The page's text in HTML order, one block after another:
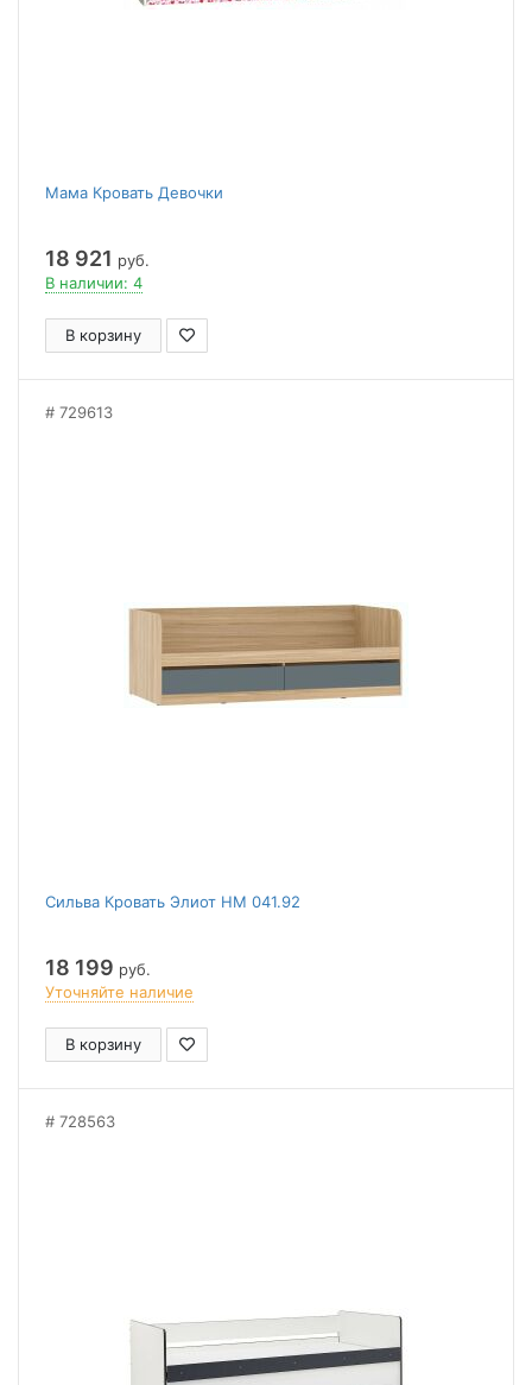
Мама Кровать Девочки
18 921 руб.
В наличии: 4
В корзину
729613
Сильва Кровать Элиот НМ 041.92
18 199 руб.
Уточняйте наличие
В корзину
728563